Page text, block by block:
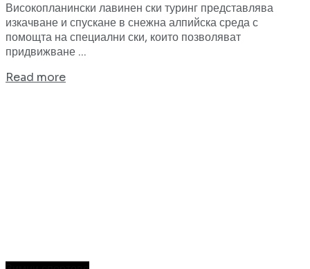
Високопланински лавинен ски туринг представлява
изкачване и спускане в снежна алпийска среда с
помощта на специални ски, които позволяват
придвижване ...
Read more